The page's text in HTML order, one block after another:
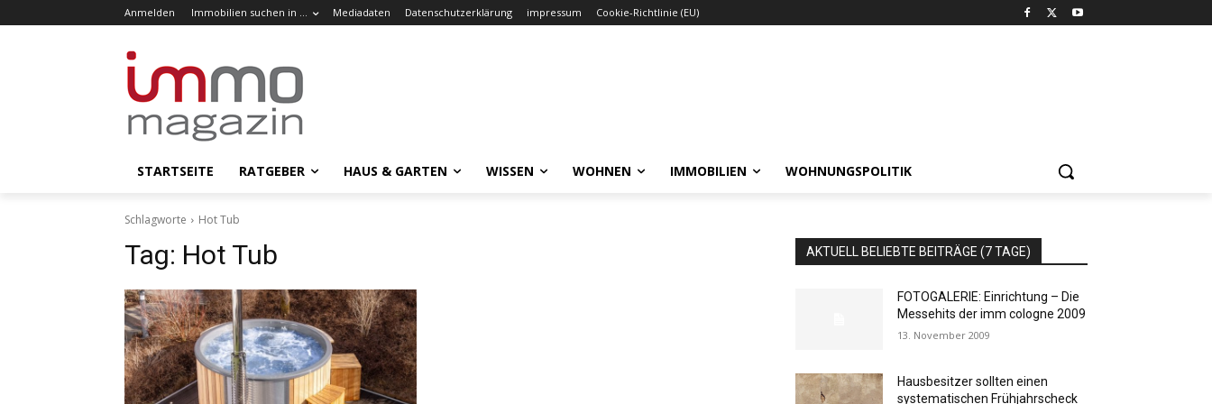
Anmelden Immobilien suchen in … Mediadaten Datenschutzerklärung impressum Cookie-Richtlinie (EU)
STARTSEITE RATGEBER HAUS & GARTEN WISSEN WOHNEN IMMOBILIEN WOHNUNGSPOLITIK
Schlagworte Hot Tub
Tag: Hot Tub AKTUELL BELIEBTE BEITRÄGE (7 TAGE)
FOTOGALERIE: Einrichtung – Die
Messehits der imm cologne 2009
13. November 2009
Hausbesitzer sollten einen
systematischen Frühjahrscheck